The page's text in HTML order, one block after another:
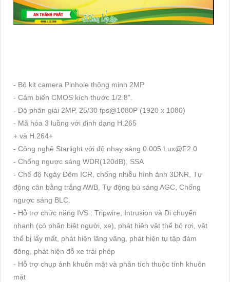
- Bộ kit camera Pinhole thông minh 2MP
- Cảm biến CMOS kích thước 1/2.8”.
- Độ phân giải 2MP, 25/30 fps@1080P (1920 x 1080)
- Mã hóa 3 luồng với định dạng H.265
+ và H.264+
- Công nghệ Starlight với độ nhạy sáng 0.005 Lux@F2.0
- Chống ngược sáng WDR(120dB), SSA
- Chế độ Ngày Đêm ICR, chống nhiễu hình ảnh 3DNR, Tự
động cân bằng trắng AWB, Tự động bù sáng AGC, Chống
ngược sáng BLC.
- Hỗ trợ chức năng IVS : Tripwire, Intrusion và Di chuyển
nhanh (có phân biệt người, xe), phát hiện vật thể bỏ rơi, vật
thể bị lấy mất, phát hiện lãng vãng, phát hiện tụ tập đám
đông, phát hiện đỗ xe trái phép
- Hỗ trợ chụp ảnh khuôn mặt và phân tích thuộc tính khuôn
mặt